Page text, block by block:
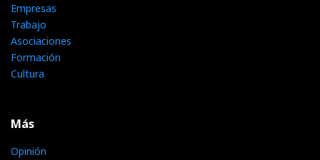
Empresas
Trabajo
Asociaciones
Formación
Cultura
Más
Opinión